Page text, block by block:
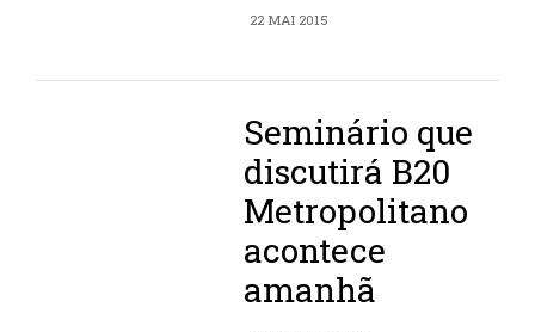
22 MAI 2015
Seminário que
discutirá B20
Metropolitano
acontece
amanhã